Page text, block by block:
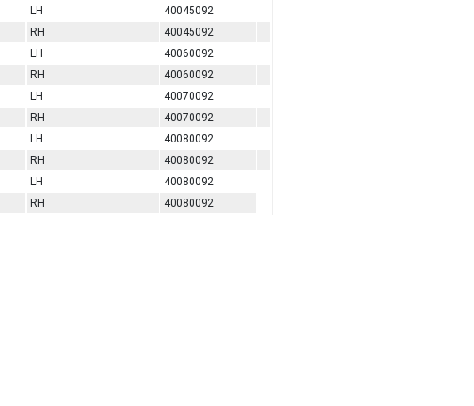
LH
40045092
RH
40045092
LH
40060092
RH
40060092
LH
40070092
RH
40070092
LH
40080092
RH
40080092
LH
40080092
RH 40080092